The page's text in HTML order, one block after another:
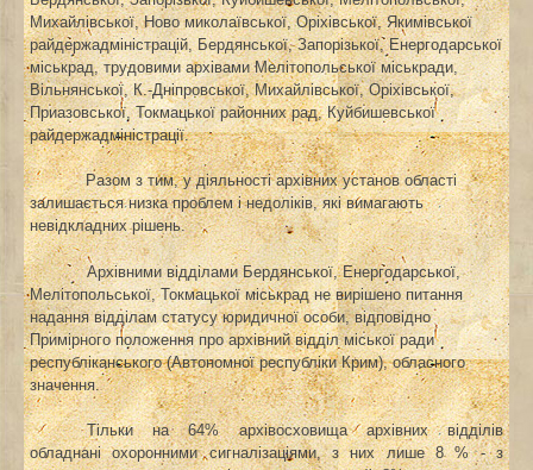
Михайлівської, Ново миколаївської, Оріхівської, Якимівської
райдержадміністрацій, Бердянської, Запорізької, Енергодарської
міськрад, трудовими архівами Мелітопольської міськради,
Вільнянської, К.-Дніпровської, Михайлівської, Оріхівської,
Приазовської, Токмацької районних рад, Куйбишевської
райдержадміністрації.
Разом з тим, у діяльності архівних установ області
залишається низка проблем і недоліків, які вимагають
невідкладних рішень.
Архівними відділами Бердянської, Енергодарської,
Мелітопольської, Токмацької міськрад не вирішено питання
надання відділам статусу юридичної особи,відповідно
Примірного положення про архівний відділ міської ради
республіканського (Автономної республіки Крим), обласного
значення.
Тільки на 64% архівосховища архівних відділів
обладнані охоронними сигналізаціями, з них лише 8 % - з